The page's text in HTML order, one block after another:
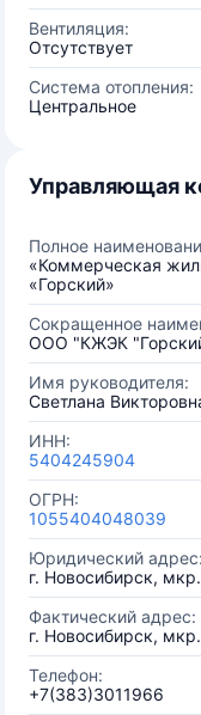
Вентиляция:
Отсутствует
Система отопления:
Центральное
Управляющая
Полное
«Коммерческая
«Горский»
Сокращенное
ООО "КЖЭК
Имя руководителя:
Светлана
ИНН:
5404245904
ОГРН:
1055404048039
Юридический адрес:
г. Новосибирск,
Фактический адрес:
г. Новосибирск,
Телефон:
+7(383)3011966